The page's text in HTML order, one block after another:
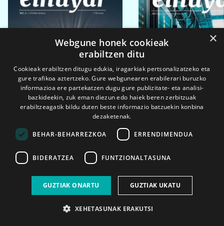
2026ko eka. 1a 2026ko mar. 1a
×
Webgune honek cookieak
erabiltzen ditu
Cookieak erabiltzen ditugu edukia, iragarkiak pertsonalizatzeko eta
gure trafikoa aztertzeko. Gure webgunearen erabilerari buruzko
informazioa ere partekatzen dugu gure publizitate- eta analisi-
bazkideekin, zuk eman diezun edo haiek beren zerbitzuak
erabiltzeagatik bildu duten beste informazio batzuekin konbina
dezaketenak.
BEHAR-BEHARREZKOA ERRENDIMENDUA
BIDERATZEA FUNTZIONALTASUNA
GUZTIAK ONARTU GUZTIAK UKATU
XEHETASUNAK ERAKUTSI